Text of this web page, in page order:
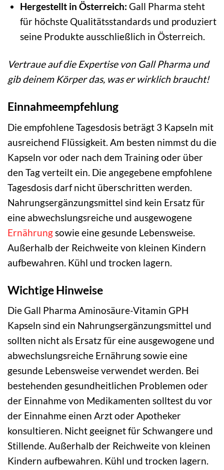
Hergestellt in Österreich: Gall Pharma steht
für höchste Qualitätsstandards und produziert
seine Produkte ausschließlich in Österreich.
Vertraue auf die Expertise von Gall Pharma und
gib deinem Körper das, was er wirklich braucht!
Einnahmeempfehlung
Die empfohlene Tagesdosis beträgt 3 Kapseln mit
ausreichend Flüssigkeit. Am besten nimmst du die
Kapseln vor oder nach dem Training oder über
den Tag verteilt ein. Die angegebene empfohlene
Tagesdosis darf nicht überschritten werden.
Nahrungsergänzungsmittel sind kein Ersatz für
eine abwechslungsreiche und ausgewogene
Ernährungsowie eine gesunde Lebensweise.
Außerhalb der Reichweite von kleinen Kindern
aufbewahren. Kühl und trocken lagern.
Wichtige Hinweise
Die Gall Pharma Aminosäure-Vitamin GPH
Kapseln sind ein Nahrungsergänzungsmittel und
sollten nicht als Ersatz für eine ausgewogene und
abwechslungsreiche Ernährung sowie eine
gesunde Lebensweise verwendet werden. Bei
bestehenden gesundheitlichen Problemen oder
der Einnahme von Medikamenten solltest du vor
der Einnahme einen Arzt oder Apotheker
konsultieren. Nicht geeignet für Schwangere und
Stillende. Außerhalb der Reichweite von kleinen
Kindern aufbewahren. Kühl und trocken lagern.